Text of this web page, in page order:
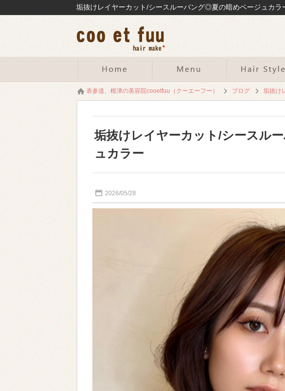
表参道、根津の美容院cooetfuu（クーエーフー） ブログ 垢抜け
垢抜けレイヤーカット/シースル
ュカラー
2026/05/28